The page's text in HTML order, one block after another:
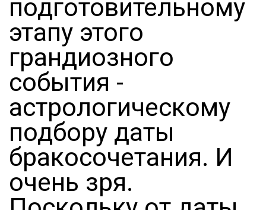
подготовительному
этапу этого
грандиозного
события -
астрологическому
подбору даты
бракосочетания. И
очень зря.